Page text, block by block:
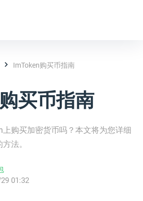
ImToken购买币指南
买币指南
购买加密货币吗？本文将为您详细
法。
01:32